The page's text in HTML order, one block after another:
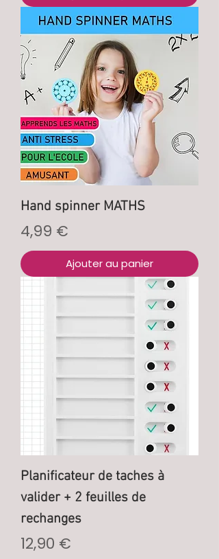
Hand spinner MATHS
Prix
4,99 €
Ajouter au panier
Planificateur de taches à
valider + 2 feuilles de
rechanges
Prix
12,90 €